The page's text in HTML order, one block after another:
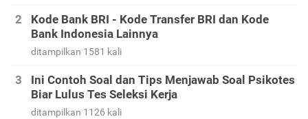
Kode Bank BRI - Kode Transfer BRI dan Kode
Bank Indonesia Lainnya
ditampilkan 1581 kali
Ini Contoh Soal dan Tips Menjawab Soal Psikotes
Biar Lulus Tes Seleksi Kerja
ditampilkan 1126 kali